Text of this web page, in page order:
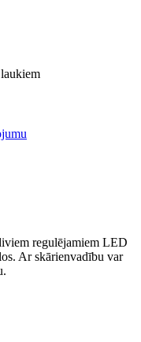
regulējamiem LED
Ar skārienvadību var